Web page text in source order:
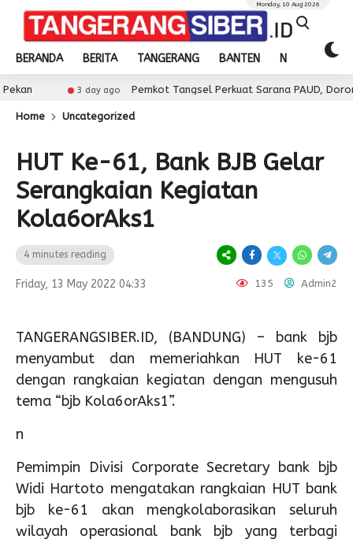
BERANDA BERITA TANGERANG BANTEN NASIONAL
Monday, 10 Aug 2026
3 day ago Pemkot Tangsel Perkuat Sarana PAUD, Dorong Partisipasi
Home Uncategorized
HUT Ke-61, Bank BJB Gelar
Serangkaian Kegiatan
Kola6orAks1
4 minutes reading
Friday, 13 May 2022 04:33 135 Admin2
TANGERANGSIBER.ID, (BANDUNG) – bank bjb
menyambut dan memeriahkan HUT ke-61
dengan rangkaian kegiatan dengan mengusuh
tema “bjb Kola6orAks1”.
n
Pemimpin Divisi Corporate Secretary bank bjb
Widi Hartoto mengatakan rangkaian HUT bank
bjb ke-61 akan mengkolaborasikan seluruh
wilayah operasional bank bjb yang terbagi